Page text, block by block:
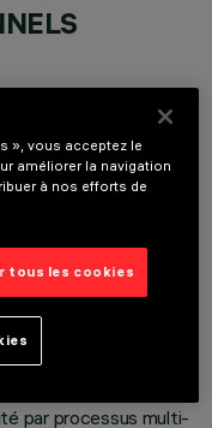
routière à
lumineuses avec
par processus multi-
», vous acceptez le
améliorer la navigation
à nos efforts de
tous les cookies